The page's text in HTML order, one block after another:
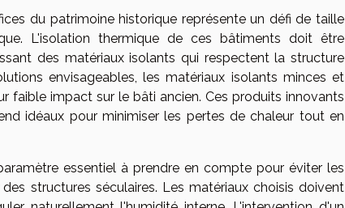
du patrimoine historique représente un défi de taille
L'isolation thermique de ces bâtiments doit être
des matériaux isolants qui respectent la structure
envisageables, les matériaux isolants minces et
faible impact sur le bâti ancien. Ces produits innovants
idéaux pour minimiser les pertes de chaleur tout en
essentiel à prendre en compte pour éviter les
structures séculaires. Les matériaux choisis doivent